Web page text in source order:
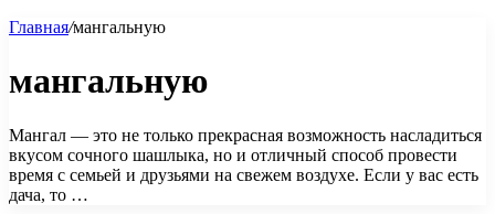
Главная/мангальную
мангальную
Мангал — это не только прекрасная возможность насладиться
вкусом сочного шашлыка, но и отличный способ провести
время с семьей и друзьями на свежем воздухе. Если у вас есть
дача, то …